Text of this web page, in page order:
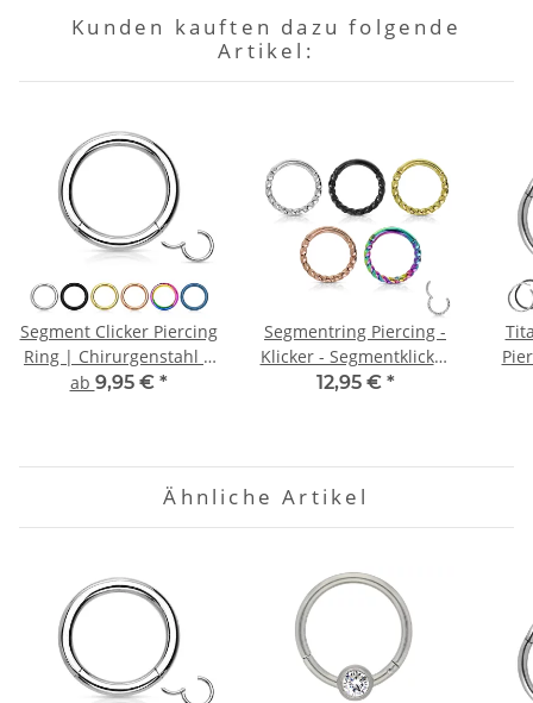
Kunden kauften dazu folgende
Artikel:
Segment Clicker Piercing
Ring | Chirurgenstahl |
6 Farben
ab 9,95 € *
Segmentring Piercing -
Klicker - Segmentklicker
- Gedreht - 5 Farben
12,95 € *
Ähnliche Artikel